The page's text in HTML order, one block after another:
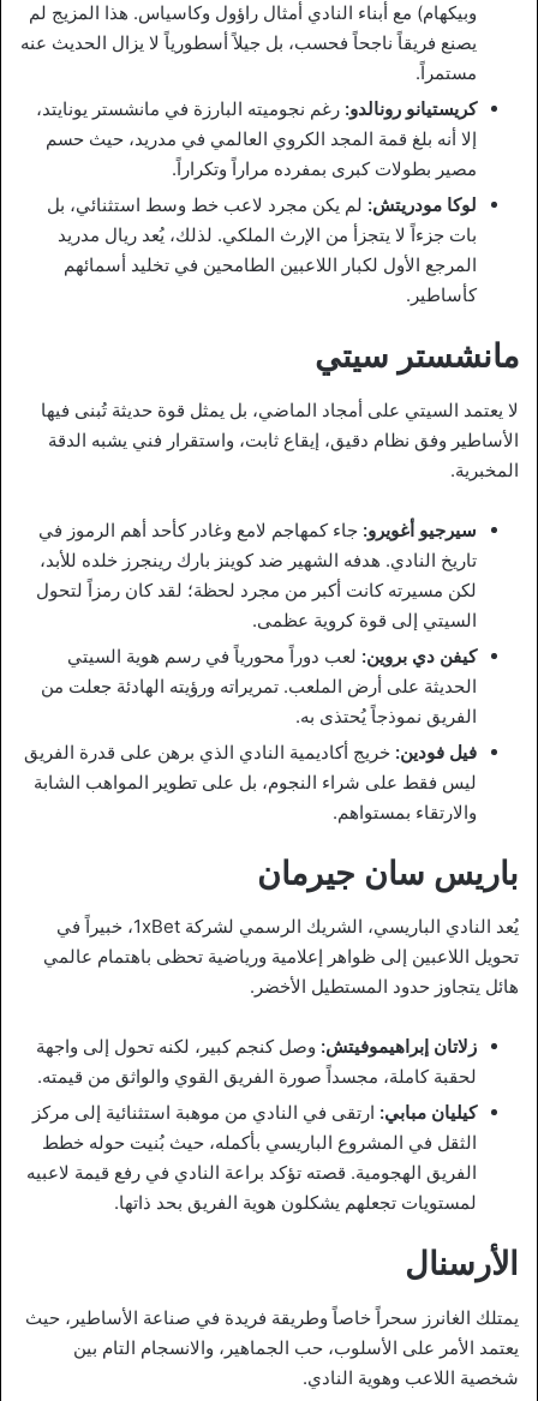
وبيكهام) مع أبناء النادي أمثال راؤول وكاسياس. هذا المزيج لم
يصنع فريقاً ناجحاً فحسب، بل جيلاً أسطورياً لا يزال الحديث عنه
مستمراً.
كريستيانو رونالدو: رغم نجوميته البارزة في مانشستر يونايتد،
إلا أنه بلغ قمة المجد الكروي العالمي في مدريد، حيث حسم
مصير بطولات كبرى بمفرده مراراً وتكراراً.
لوكا مودريتش: لم يكن مجرد لاعب خط وسط استثنائي، بل
بات جزءاً لا يتجزأ من الإرث الملكي. لذلك، يُعد ريال مدريد
المرجع الأول لكبار اللاعبين الطامحين في تخليد أسمائهم
كأساطير.
مانشستر سيتي
لا يعتمد السيتي على أمجاد الماضي، بل يمثل قوة حديثة تُبنى فيها
الأساطير وفق نظام دقيق، إيقاع ثابت، واستقرار فني يشبه الدقة
المخبرية.
سيرجيو أغويرو: جاء كمهاجم لامع وغادر كأحد أهم الرموز في
تاريخ النادي. هدفه الشهير ضد كوينز بارك رينجرز خلده للأبد،
لكن مسيرته كانت أكبر من مجرد لحظة؛ لقد كان رمزاً لتحول
السيتي إلى قوة كروية عظمى.
كيفن دي بروين: لعب دوراً محورياً في رسم هوية السيتي
الحديثة على أرض الملعب. تمريراته ورؤيته الهادئة جعلت من
الفريق نموذجاً يُحتذى به.
فيل فودين: خريج أكاديمية النادي الذي برهن على قدرة الفريق
ليس فقط على شراء النجوم، بل على تطوير المواهب الشابة
والارتقاء بمستواهم.
باريس سان جيرمان
يُعد النادي الباريسي، الشريك الرسمي لشركة 1xBet، خبيراً في
تحويل اللاعبين إلى ظواهر إعلامية ورياضية تحظى باهتمام عالمي
هائل يتجاوز حدود المستطيل الأخضر.
زلاتان إبراهيموفيتش: وصل كنجم كبير، لكنه تحول إلى واجهة
لحقبة كاملة، مجسداً صورة الفريق القوي والواثق من قيمته.
كيليان مبابي: ارتقى في النادي من موهبة استثنائية إلى مركز
الثقل في المشروع الباريسي بأكمله، حيث بُنيت حوله خطط
الفريق الهجومية. قصته تؤكد براعة النادي في رفع قيمة لاعبيه
لمستويات تجعلهم يشكلون هوية الفريق بحد ذاتها.
الأرسنال
يمتلك الغانرز سحراً خاصاً وطريقة فريدة في صناعة الأساطير، حيث
يعتمد الأمر على الأسلوب، حب الجماهير، والانسجام التام بين
شخصية اللاعب وهوية النادي.